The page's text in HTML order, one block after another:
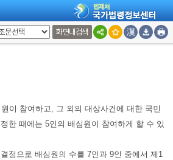
화면내검색
의견을 제시할 권한이 있다.
이 참여하고, 그 외의 대상사건에 대한 국민
한 때에는 5인의 배심원이 참여하게 할 수 있
정으로 배심원의 수를 7인과 9인 중에서 제1